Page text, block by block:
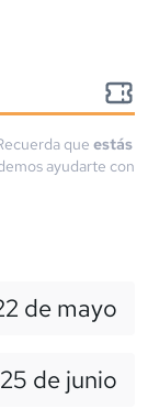
que estás
ayudarte con
de mayo
25 de junio